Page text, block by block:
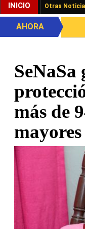
INICIO Otras
AHORA
más de
mayores